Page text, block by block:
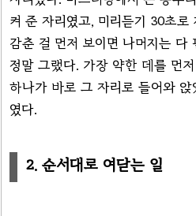
켜 준 자리였고, 미리듣기 30초로
감춘 걸 먼저 보이면 나머지는 다
정말 그랬다. 가장 약한 데를 먼
하나가 바로 그 자리로 들어와 앉
였다.
2. 순서대로 여닫는 일